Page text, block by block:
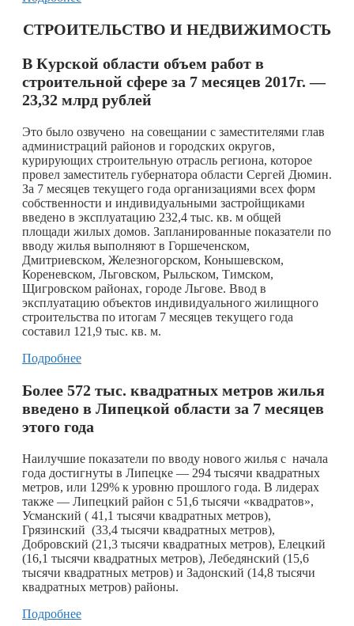
СТРОИТЕЛЬСТВО И НЕДВИЖИМОСТЬ
В Курской области объем работ в
строительной сфере за 7 месяцев 2017г. —
23,32 млрд рублей
Это было озвучено на совещании с заместителями глав
администраций районов и городских округов,
курирующих строительную отрасль региона, которое
провел заместитель губернатора области Сергей Дюмин.
За 7 месяцев текущего года организациями всех форм
собственности и индивидуальными застройщиками
введено в эксплуатацию 232,4 тыс. кв. м общей
площади жилых домов. Запланированные показатели по
вводу жилья выполняют в Горшеченском,
Дмитриевском, Железногорском, Конышевском,
Кореневском, Льговском, Рыльском, Тимском,
Щигровском районах, городе Льгове. Ввод в
эксплуатацию объектов индивидуального жилищного
строительства по итогам 7 месяцев текущего года
составил 121,9 тыс. кв. м.
Подробнее
Более 572 тыс. квадратных метров жилья
введено в Липецкой области за 7 месяцев
этого года
Наилучшие показатели по вводу нового жилья с начала
года достигнуты в Липецке — 294 тысячи квадратных
метров, или 129% к уровню прошлого года. В лидерах
также — Липецкий район с 51,6 тысячи «квадратов»,
Усманский ( 41,1 тысячи квадратных метров),
Грязинский (33,4 тысячи квадратных метров),
Добровский (21,3 тысячи квадратных метров), Елецкий
(16,1 тысячи квадратных метров), Лебедянский (15,6
тысячи квадратных метров) и Задонский (14,8 тысячи
квадратных метров) районы.
Подробнее